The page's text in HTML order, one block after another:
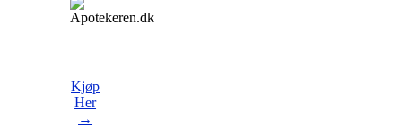
Kjøp
Her
→